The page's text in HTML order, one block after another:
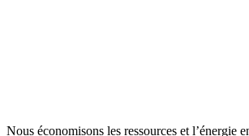
Nous économisons les ressources et l’énergie